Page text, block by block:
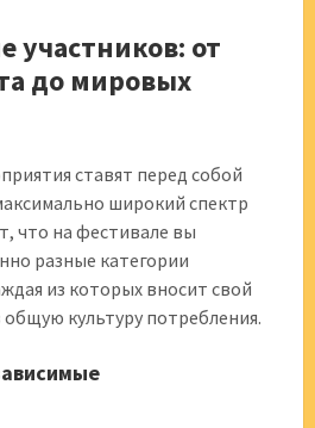
участников: от
до мировых
ставят перед собой
широкий спектр
что на фестивале вы
разные категории
из которых вносит свой
культуру потребления.